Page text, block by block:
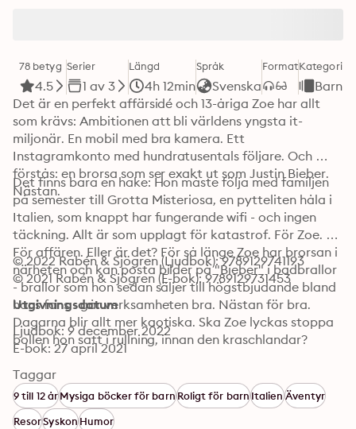
78 betyg
4.5
Serier
1 av 3
Längd
4h 12min
Språk
Svenska
FormatKategori
Barn
Det är en perfekt affärsidé och 13-åriga Zoe har allt
som krävs: Ambitionen att bli världens yngsta it-
miljonär. En mobil med bra kamera. Ett
Instagramkonto med hundratusentals följare. Och
förstås: en brorsa som ser exakt ut som Justin Bieber.
Nästan.
Det finns bara en hake: Hon måste följa med familjen
på semester till Grotta Misteriosa, en pytteliten håla i
Italien, som knappt har fungerande wifi - och ingen
täckning. Allt är som upplagt för katastrof. För Zoe.
För affären. Eller är det? För så länge Zoe har brorsan i
närheten och kan posta bilder på "Bieber" i badbrallor
- brallor som hon sedan säljer till högstbjudande bland
hans fans - går verksamheten bra. Nästan för bra.
Dagarna blir allt mer kaotiska. Ska Zoe lyckas stoppa
bollen hon satt i rullning, innan den kraschlandar?
© 2022 Rabén & Sjögren (Ljudbok): 9789129741193
© 2021 Rabén & Sjögren (E-bok): 9789129731453
Utgivningsdatum
Ljudbok: 9 december 2022
E-bok: 27 april 2021
Taggar
9 till 12 årMysiga böcker för barnRoligt för barnItalienÄventyr
ResorSyskonHumor